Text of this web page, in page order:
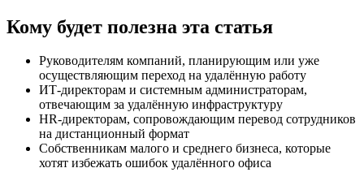
Кому будет полезна эта статья
Руководителям компаний, планирующим или уже
осуществляющим переход на удалённую работу
ИТ-директорам и системным администраторам,
отвечающим за удалённую инфраструктуру
HR-директорам, сопровождающим перевод сотрудников
на дистанционный формат
Собственникам малого и среднего бизнеса, которые
хотят избежать ошибок удалённого офиса